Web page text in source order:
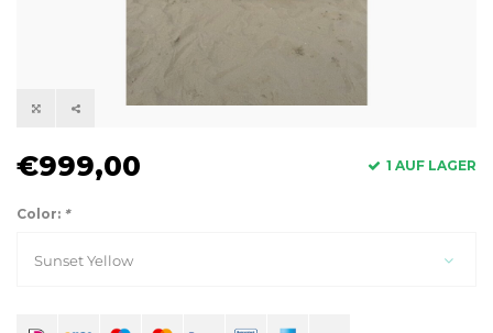
€999,00 1 AUF LAGER
Color: *
Sunset Yellow